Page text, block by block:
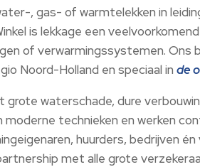
, gas- of warmtelekken in
is lekkage een
of verwarmingssystemen.
Noord-Holland en speciaal inde
waterschade, dure
moderne technieken en werken
huurders, bedrijven
met alle grote